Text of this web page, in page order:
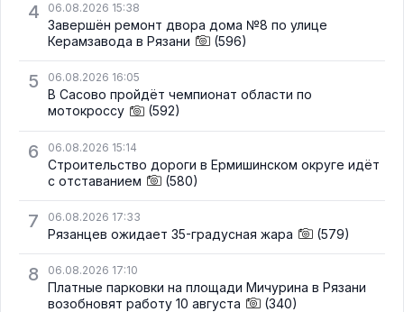
4 06.08.2026 15:38
Завершён ремонт двора дома №8 по улице
Керамзавода в Рязани
(596)
5 06.08.2026 16:05
В Сасово пройдёт чемпионат области по
мотокроссу
(592)
6 06.08.2026 15:14
Строительство дороги в Ермишинском округе идёт
с отставанием
(580)
7 06.08.2026 17:33
Рязанцев ожидает 35-градусная жара (579)
8 06.08.2026 17:10
Платные парковки на площади Мичурина в Рязани
возобновят работу 10 августа
(340)